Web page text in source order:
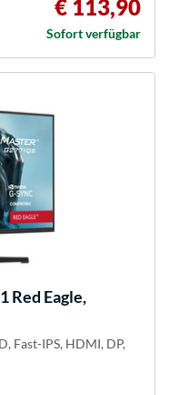
€ 113,90
Sofort verfügbar
Red Eagle,
Fast-IPS, HDMI, DP,